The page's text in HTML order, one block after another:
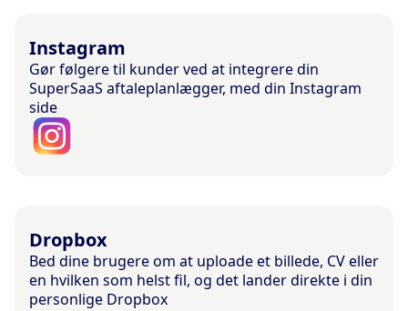
Instagram
Gør følgere til kunder ved at integrere din
SuperSaaS aftaleplanlægger, med din Instagram
side
Dropbox
Bed dine brugere om at uploade et billede, CV eller
en hvilken som helst fil, og det lander direkte i din
personlige Dropbox